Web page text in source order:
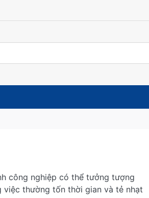
công nghiệp có thể tưởng tượng
việc thường tốn thời gian và tẻ nhạt